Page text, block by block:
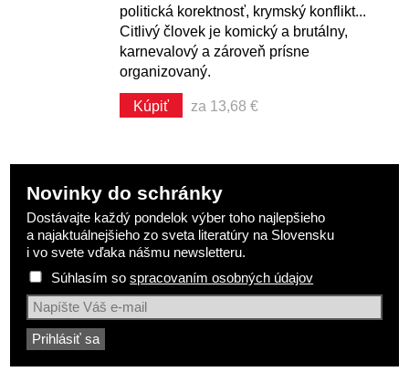
politická korektnosť, krymský konflikt...
Citlivý človek je komický a brutálny,
karnevalový a zároveň prísne
organizovaný.
Kúpiť za 13,68 €
Novinky do schránky
Dostávajte každý pondelok výber toho najlepšieho
a najaktuálnejšieho zo sveta literatúry na Slovensku
i vo svete vďaka nášmu newsletteru.
Súhlasím sospracovaním osobných údajov